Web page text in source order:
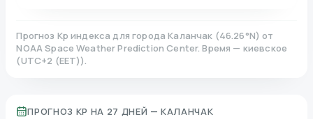
Прогноз Kp индекса для города Каланчак (46.26°N)от
NOAA Space Weather Prediction Center. Время — киевское
(UTC+2 (EET)).
ПРОГНОЗ KP НА 27 ДНЕЙ — КАЛАНЧАК